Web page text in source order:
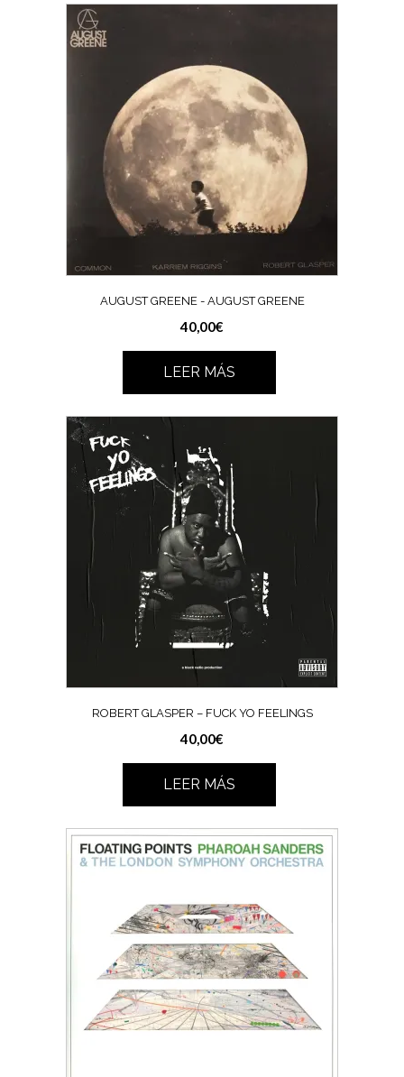
AUGUST GREENE ‎- AUGUST GREENE
40,00€
LEER MÁS
ROBERT GLASPER ‎– FUCK YO FEELINGS
40,00€
LEER MÁS